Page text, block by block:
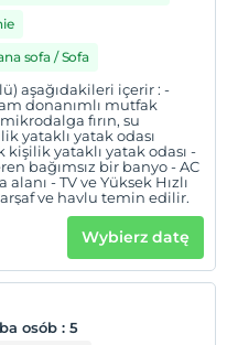
sofa / Sofa
aşağıdakileri içerir : -
donanımlı mutfak
fırın, su
yataklı yatak odası
kişilik yataklı yatak odası -
bağımsız bir banyo - AC
- TV ve Yüksek Hızlı
ve havlu temin edilir.
Wybierz datę
osób : 5